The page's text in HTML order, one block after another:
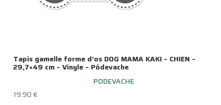
Tapis gamelle forme d’os DOG MAMA KAKI – CHIEN –
29,7×49 cm – Vinyle – Pôdevache
PODEVACHE
19.90€